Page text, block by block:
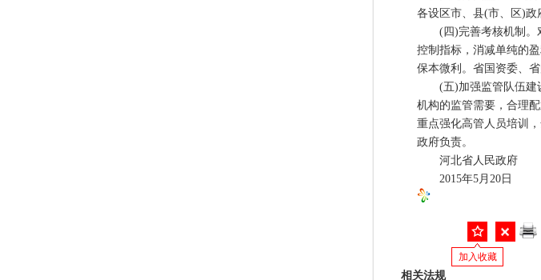
各设区市、县(市、区)政
(四)完善考核机制。对
控制指标，消减单纯的
保本微利。省国资委、省
(五)加强监管队伍建设
机构的监管需要，合理
重点强化高管人员培训
政府负责。
河北省人民政府
2015年5月20日
加入收藏
相关法规